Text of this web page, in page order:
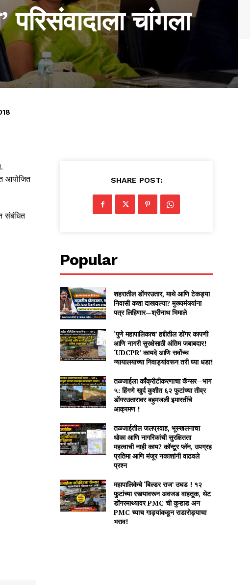
चांगला
आयोजित
संबंधित
SHARE POST:
Popular
शहरातील डोंगरउतार, माथे आणि टेकड्या
निवासी कशा दाखवल्या? मुख्यमंत्र्यांना
पत्र लिहिणार—श्रीनाथ भिमाले
‘पुणे महापालिकाच’ हद्दीतील डोंगर कापणी
आणि नागरी सुरक्षेसाठी अंतिम जबाबदार!
‘UDCPR’ कायदे आणि सर्वोच्च
न्यायालयाच्या निवाड्यांवरून तरी घ्या धडा!
तळजाईला काँक्रीटीकरणाचा कॅन्सर—भाग
५: हिंगणे खुर्द कुशीत ६२ फुटांच्या तीव्र
डोंगरउतारावर बहुमजली इमारतींचे
आक्रमण !
तळजाईतील जलप्रवाह, भूस्खलनाचा
धोका आणि नागरिकांची सुरक्षितता
महत्वाची नाही काय? कॉन्टूर प्लॅन, उपग्रह
प्रतिमा आणि मंजूर नकाशांनी वाढवले
प्रश्न
महापालिकेचे ‘बिल्डर राज’ उघड ! १२
फुटांच्या रस्त्यावरून अवजड वाहतूक, थेट
डोंगरमाथ्यावर PMC ची कुऱ्हाड अन
PMC च्याच गाड्यांकडून राडारोड्याचा
भराव!